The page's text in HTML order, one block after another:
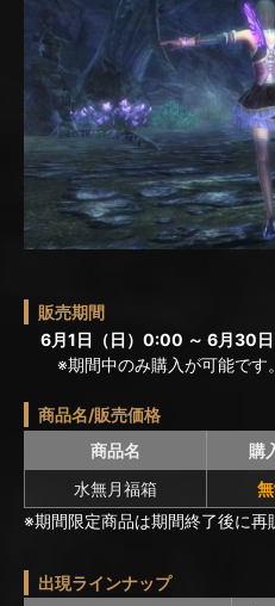
販売期間
6月1日（日）0:00 ～ 6月30
※期間中のみ購入が可能です。
商品名/販売価格
商品名
購
水無月福箱
※期間限定商品は期間終了後に再
出現ラインナップ